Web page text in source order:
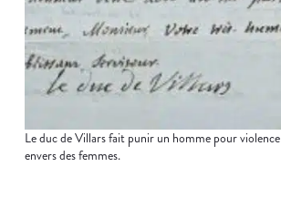
Le duc de Villars fait punir un homme pour violence
envers des femmes.